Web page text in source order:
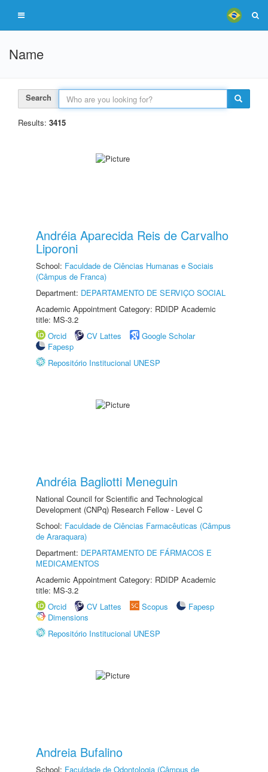
Name
Search
Results: 3415
Andréia Aparecida Reis de Carvalho
Liporoni
School: Faculdade de Ciências Humanas e Sociais
(Câmpus de Franca)
Department: DEPARTAMENTO DE SERVIÇO SOCIAL
Academic Appointment Category: RDIDP Academic
title: MS-3.2
Orcid
CV Lattes
Google Scholar
Fapesp
Repositório Institucional UNESP
Andréia Bagliotti Meneguin
National Council for Scientific and Technological
Development (CNPq) Research Fellow - Level C
School: Faculdade de Ciências Farmacêuticas (Câmpus
de Araraquara)
Department: DEPARTAMENTO DE FÁRMACOS E
MEDICAMENTOS
Academic Appointment Category: RDIDP Academic
title: MS-3.2
Orcid
CV Lattes Scopus
Fapesp
Dimensions
Repositório Institucional UNESP
Andreia Bufalino
School: Faculdade de Odontologia (Câmpus de